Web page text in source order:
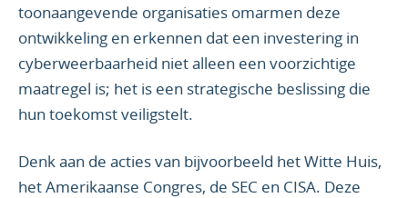
toonaangevende organisaties omarmen deze
ontwikkeling en erkennen dat een investering in
cyberweerbaarheid niet alleen een voorzichtige
maatregel is; het is een strategische beslissing die
hun toekomst veiligstelt.
Denk aan de acties van bijvoorbeeld het Witte Huis,
het Amerikaanse Congres, de SEC en CISA. Deze